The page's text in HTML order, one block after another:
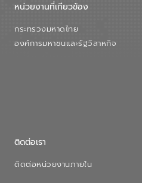
สมดุลทางเศรษฐกิจและสิ่งแวดล้อมได้อย่าง
ภาคเอกชนในครั้งนี้ นับเป็นก้าวสำคัญของ
องค์การจัดการน้ำเสีย (อจน.) ในการร่วมวาง
หน่วยงานที่เกียวข้อง
กระทรวงมหาดไทย
องค์การมหาชนและรัฐวิสาหกิจ
ติดต่อเรา
ติดต่อหน่วยงานภายใน